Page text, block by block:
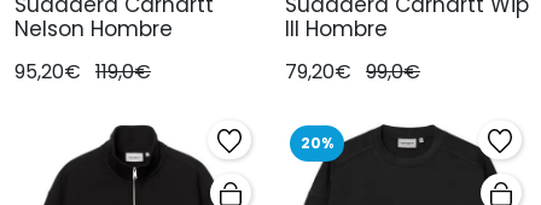
Nelson Hombre
95,20€ 119,0€
III Hombre
79,20€ 99,0€
20%